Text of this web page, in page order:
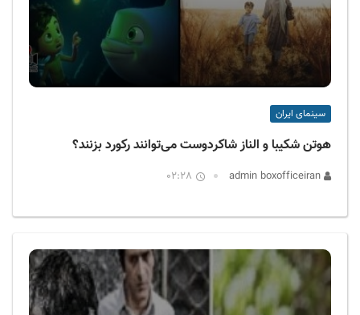
سینمای ایران
هوتن شکیبا و الناز شاکردوست می‌توانند رکورد بزنند؟
02:28